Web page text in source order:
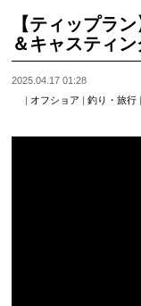
【ティップラ
＆キャスティ
2025.04.17 01:28
| オフショア |釣り・旅行